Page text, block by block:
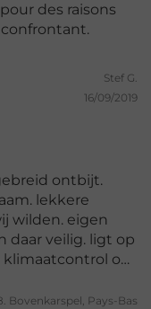
des raisons
Stef G.
16/09/2019
ontbijt.
lekkere
wilden. eigen
veilig. ligt op
op
Bovenkarspel, Pays-Bas